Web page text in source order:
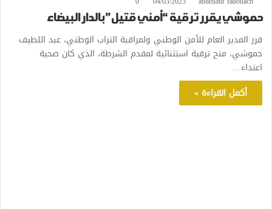
حموشي يقرر ترقية “أمني قتيل” بالدار البيضاء
قرر المدير العام للأمن الوطني ولمراقبة التراب الوطني، عبد اللطيف
حموشي، منح ترقية استثنائية لمقدم الشرطة، الذي كان ضحية
اعتداء…
أكمل القراءة »